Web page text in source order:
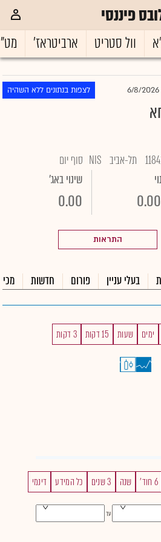
פיננסי
וול סטריט ארביטראז'
6/8/2026 לצפות בנתונים ללא השהיה
תל-אביב NIS סוף יום
שינוי באג'
0.00
התראות
בעלי עניין פורום חדשות
ימים שעות 15 דקות 3 דקות
6 חוד' שנה 3 שנים כל המידע דינמי
עד